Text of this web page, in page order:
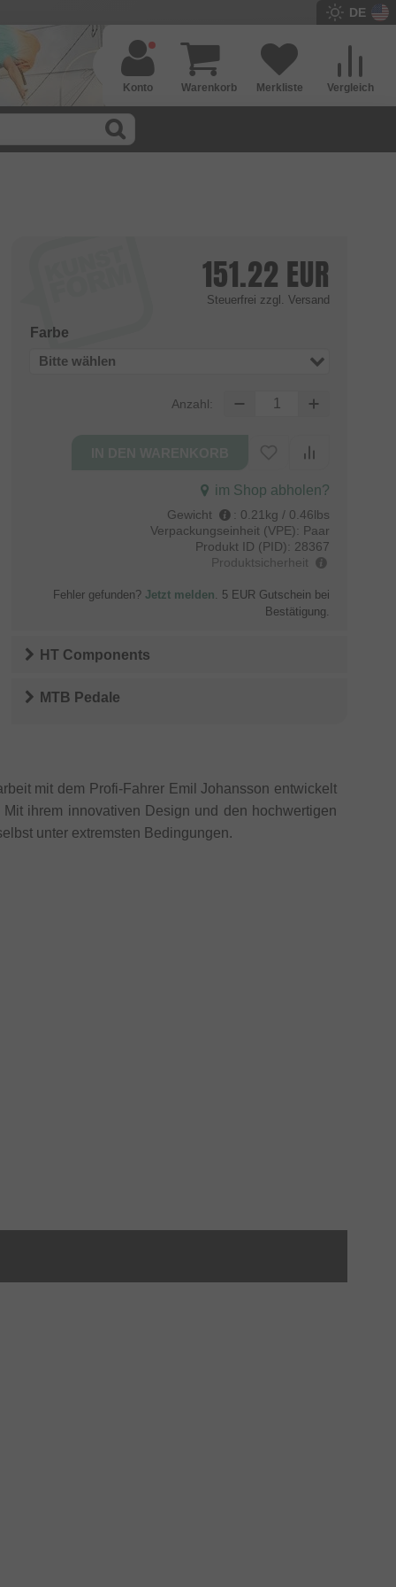
DE
Vergleich
Merkliste
Warenkorb
Konto
151.22 EUR
Steuerfrei zzgl. Versand
Farbe
Bitte wählen
Anzahl:
im Shop abholen?
Gewicht : 0.21kg / 0.46lbs
Verpackungseinheit (VPE): Paar
Produkt ID (PID): 28367
Produktsicherheit
Fehler gefunden? Jetzt melden. 5 EUR Gutschein bei
Bestätigung.
HT Components
MTB Pedale
mit dem Profi-Fahrer Emil Johansson entwickelt
ihrem innovativen Design und den hochwertigen
unter extremsten Bedingungen.